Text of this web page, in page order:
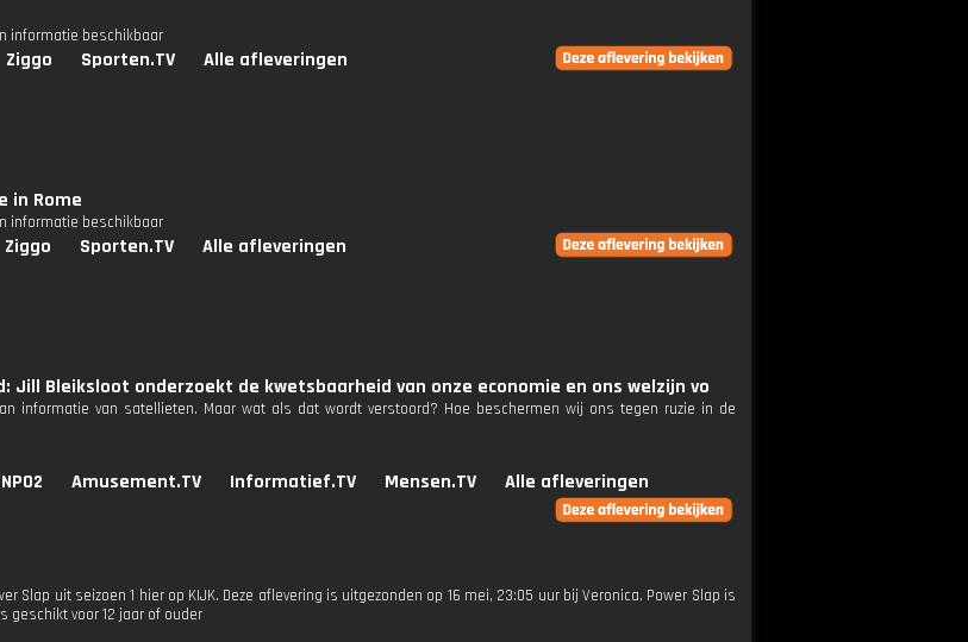
informatie beschikbaar
Ziggo Sporten.TV Alle afleveringen
in Rome
informatie beschikbaar
Ziggo Sporten.TV Alle afleveringen
Jill Bleiksloot onderzoekt de kwetsbaarheid van onze economie en ons welzijn vo
informatie van satellieten. Maar wat als dat wordt verstoord? Hoe beschermen wij ons tegen ruzie in de
NPO2 Amusement.TV Informatief.TV Mensen.TV Alle afleveringen
Slap uit seizoen 1 hier op KIJK. Deze aflevering is uitgezonden op 16 mei, 23:05 uur bij Veronica. Power Slap is
geschikt voor 12 jaar of ouder